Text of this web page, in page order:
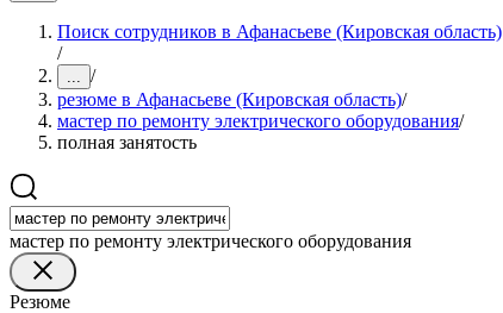
Поиск сотрудников в Афанасьеве (Кировская область)
/
... /
резюме в Афанасьеве (Кировская область)/
мастер по ремонту электрического оборудования/
полная занятость
мастер по ремонту электрического оборудования
Резюме